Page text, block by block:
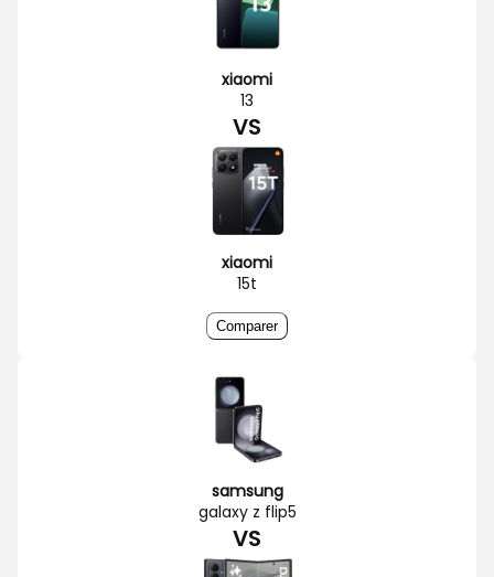
xiaomi
13
VS
xiaomi
15t
Comparer
samsung
galaxy z flip5
VS